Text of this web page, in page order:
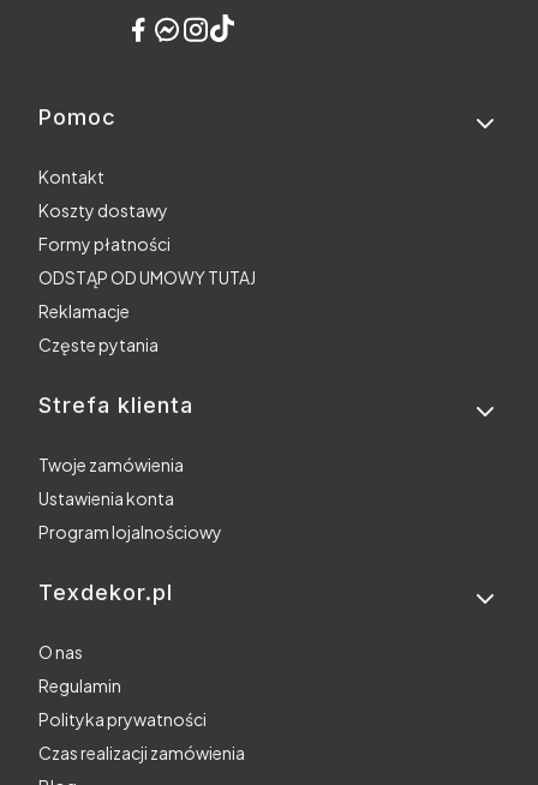
Linki w stopce
Pomoc
Kontakt
Koszty dostawy
Formy płatności
ODSTĄP OD UMOWY TUTAJ
Reklamacje
Częste pytania
Strefa klienta
Twoje zamówienia
Ustawienia konta
Program lojalnościowy
Texdekor.pl
O nas
Regulamin
Polityka prywatności
Czas realizacji zamówienia